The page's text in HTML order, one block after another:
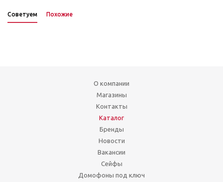
Советуем Похожие
О компании
Магазины
Контакты
Каталог
Бренды
Новости
Вакансии
Сейфы
Домофоны под ключ